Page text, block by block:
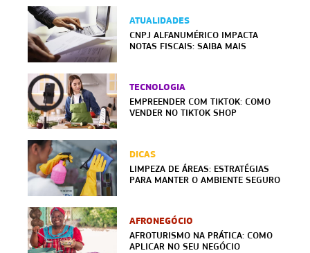
ATUALIDADES
CNPJ ALFANUMÉRICO IMPACTA
NOTAS FISCAIS: SAIBA MAIS
TECNOLOGIA
EMPREENDER COM TIKTOK: COMO
VENDER NO TIKTOK SHOP
DICAS
LIMPEZA DE ÁREAS: ESTRATÉGIAS
PARA MANTER O AMBIENTE SEGURO
AFRONEGÓCIO
AFROTURISMO NA PRÁTICA: COMO
APLICAR NO SEU NEGÓCIO